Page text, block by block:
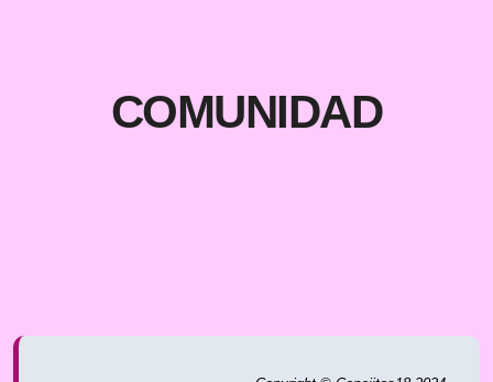
COMUNIDAD